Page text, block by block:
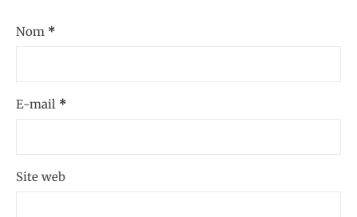
Nom *
E-mail *
Site web